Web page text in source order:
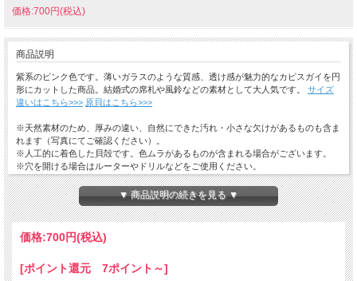
価格:700円(税込)
商品説明
紫系のピンク色です。薄いガラスのような質感、透け感が魅力的なカピスガイを円
形にカットした商品。結婚式の席札や風鈴などの素材として大人気です。 サイズ
違いはこちら>>> 原貝はこちら>>>
※天然素材のため、厚みの違い、自然にできた汚れ・小さな欠けがあるものも含ま
れます（写真にてご確認ください）。
※人工的に着色した貝殻です。色ムラがあるものが含まれる場合がございます。
※穴を開ける場合はルーターやドリルなどをご使用ください。
［カピス風鈴DIY］カピス同士が触れ合うとカラカラと澄んだ心地良い音がしま
す。穴を開けテグスなどでつなぐとカピス風鈴に（どんな音かはページ下部の動画
へ）。
☆ひとことメモ☆ 生息地：台湾以南、フィリピン、熱帯インド 和名：マドガイ（窓貝）
学名：Placuna placenta
▼ 商品説明の続きを見る ▼
価格:700円(税込)
[ポイント還元 7ポイント～]